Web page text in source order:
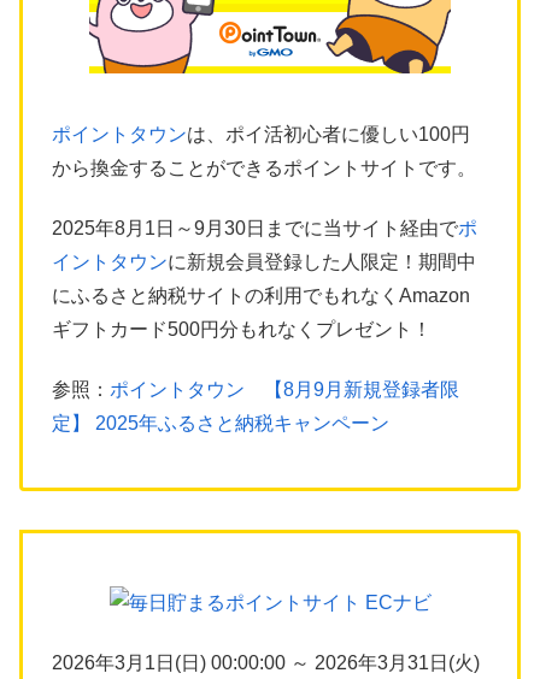
ポイントタウンは、ポイ活初心者に優しい100円
から換金することができるポイントサイトです。
2025年8月1日～9月30日までに当サイト経由でポ
イントタウンに新規会員登録した人限定！期間中
にふるさと納税サイトの利用でもれなくAmazon
ギフトカード500円分もれなくプレゼント！
参照： ポイントタウン 【8月9月新規登録者限
定】 2025年ふるさと納税キャンペーン
2026年3月1日(日) 00:00:00 ～ 2026年3月31日(火)